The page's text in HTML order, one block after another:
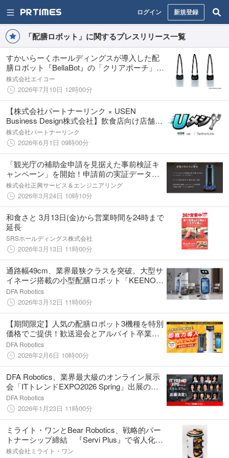
ログイン 新規登録
「配膳ロボット」に関するプレスリリース一覧
すかいらーくホールディングスが導入した配
膳ロボット『BellaBot』の「クリアポーチ」を
すかいらーくグループの一部店舗で限定数発
売開始！
株式会社エイコー
2026年7月10日 12時00分
【株式会社パートナーリンク × USEN
Business Design株式会社】飲食店向け店舗
DX商材の展示会イベント「Uメシ」を共同企
画・開催
株式会社パートナーリンク
2026年6月1日 09時00分
「観光庁の補助金申請を見据えた事前検証キ
ャンペーン」を開始！申請前の実証データ取
得を支援し、ハイクラスホテルの世界観に適
した下膳ロボットの導入を後押しします
株式会社正興サービス＆エンジニアリング
2026年3月24日 10時10分
和食さと 3月13日(金)から営業時間を24時まで
延長
SRSホールディングス株式会社
2026年3月13日 11時00分
通路幅49cm、業界最狭クラスを突破。大型サ
イネージ搭載の小型配膳ロボット「KEENON
T11」を販売開始
DFA Robotics
2026年3月12日 11時00分
【期間限定】人気の配膳ロボット3機種を特別
価格でご提供！歓送迎会とアルバイト卒業シ
ーズンの“人手不足解消”をサポート
DFA Robotics
2026年2月6日 10時00分
DFA Robotics、業界最大級のオンライン展示
会「ITトレンドEXPO2026 Spring」出展のお
知らせ
DFA Robotics
2026年1月23日 11時00分
ミライト・ワンとBear Robotics、戦略的パー
トナーシップ締結 『Servi Plus』で省人化と
新たな価値創造を推進
株式会社ミライト・ワン